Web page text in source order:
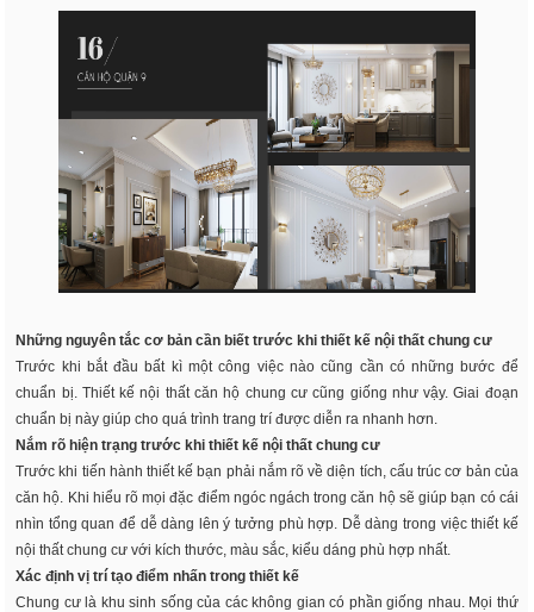
Những nguyên tắc cơ bản cần biết trước khi thiết kế nội thất chung cư
Trước khi bắt đầu bất kì một công việc nào cũng cần có những bước để
chuẩn bị. Thiết kế nội thất căn hộ chung cư cũng giống như vậy. Giai đoạn
chuẩn bị này giúp cho quá trình trang trí được diễn ra nhanh hơn.
Nắm rõ hiện trạng trước khi thiết kế nội thất chung cư
Trước khi tiến hành thiết kế bạn phải nắm rõ về diện tích, cấu trúc cơ bản của
căn hộ. Khi hiểu rõ mọi đặc điểm ngóc ngách trong căn hộ sẽ giúp bạn có cái
nhìn tổng quan để dễ dàng lên ý tưởng phù hợp. Dễ dàng trong việc thiết kế
nội thất chung cư với kích thước, màu sắc, kiểu dáng phù hợp nhất.
Xác định vị trí tạo điểm nhấn trong thiết kế
Chung cư là khu sinh sống của các không gian có phần giống nhau. Mọi thứ